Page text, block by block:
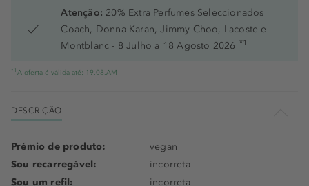
Atenção: 20% Extra Perfumes Seleccionados
Coach, Donna Karan, Jimmy Choo, Lacoste e
Montblanc - 8 Julho a 18 Agosto 2026 *1
*1 A oferta é válida até: 19.08.AM
DESCRIÇÃO
Prémio de produto:
vegan
Sou recarregável:
incorreta
Sou um refil:
incorreta